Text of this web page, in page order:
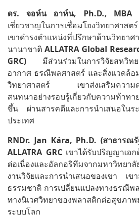
ดร.จอห์น อาห์น, Ph.D., MBA
เชี่ยวชาญในการเชื่อมโยงวิทยาศาสต
เขาดำรงตำแหน่งที่ปรึกษาด้านวิทยาศ
นานาชาติ ALLATRA Global
GRC) มีส่วนร่วมในการวิจัยสหวิทย
อากาศ ธรณีพลศาสตร์ และสิ่งแวดล้อ
วิทยาศาสตร์ เขาส่งเสริมความต
สนทนาอย่างรอบรู้เกี่ยวกับความท้าทา
ขึ้น ผ่านสารคดีและการนำเสนอในร
ประเทศ
RNDr. Jan Kára, Ph.D. (สาธารณรั
ALLATRA GRCเขาได้รับปริญญาเอก
ต่อเนื่องและอัลกอริทึมจากมหาวิทยา
งานวิจัยและการนำเสนอของเขา เข
ธรรมชาติ การเปลี่ยนแปลงทางธรณีพ
ทางนิเวศวิทยาของพลาสติกต่อสุขภา
ระบบโลก